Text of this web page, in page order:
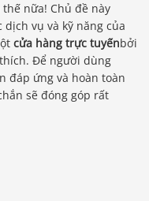
nữa! Chủ đề này
vụ và kỹ năng của
cửa hàng trực tuyếnbởi
Để người dùng
đáp ứng và hoàn toàn
sẽ đóng góp rất